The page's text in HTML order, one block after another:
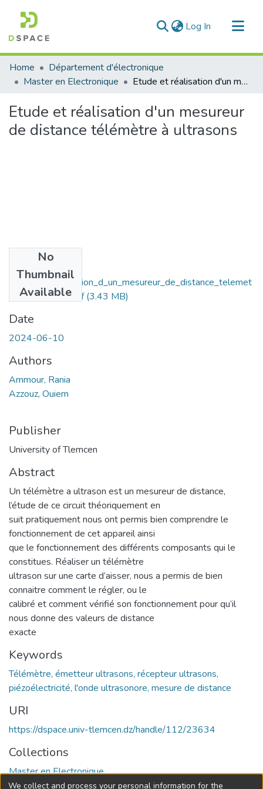
Log In (current)
Communities & Collections
All of DSpace
Home
Département d'électronique
Master en Electronique
Etude et réalisation d'un mesureur de distance télémètre à ultrasons
Etude et réalisation d'un mesureur
de distance télémètre à ultrasons
No
Thumbnail
Available
Etude_et_realisation_d_un_mesureur_de_distance_telemet
re_a_ultrasons.pdf(3.43 MB)
Date
2024-06-10
Authors
Ammour, Rania
Azzouz, Ouiem
Publisher
University of Tlemcen
Abstract
Un télémètre a ultrason est un mesureur de distance,
l’étude de ce circuit théoriquement en
suit pratiquement nous ont permis bien comprendre le
fonctionnement de cet appareil ainsi
que le fonctionnement des différents composants qui le
constitues. Réaliser un télémètre
ultrason sur une carte d’aisser, nous a permis de bien
connaitre comment le régler, ou le
calibré et comment vérifié son fonctionnement pour qu’il
nous donne des valeurs de distance
exacte
Keywords
Télémètre, émetteur ultrasons, récepteur ultrasons,
piézoélectricité, l'onde ultrasonore, mesure de distance
URI
https://dspace.univ-tlemcen.dz/handle/112/23634
Collections
Master en Electronique
We collect and process your personal information for the